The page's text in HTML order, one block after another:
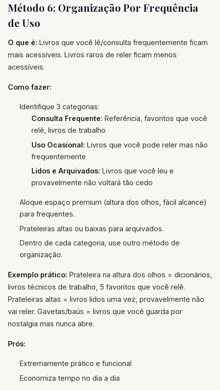
Método 6: Organização Por Frequência
de Uso
O que é: Livros que você lê/consulta frequentemente ficam
mais acessíveis. Livros raros de reler ficam menos
acessíveis.
Como fazer:
Identifique 3 categorias:
Consulta Frequente: Referência, favoritos que você
relê, livros de trabalho
Uso Ocasional: Livros que você pode reler mas não
frequentemente
Lidos e Arquivados: Livros que você leu e
provavelmente não voltará tão cedo
Aloque espaço premium (altura dos olhos, fácil alcance)
para frequentes.
Prateleiras altas ou baixas para arquivados.
Dentro de cada categoria, use outro método de
organização.
Exemplo prático: Prateleira na altura dos olhos = dicionários,
livros técnicos de trabalho, 5 favoritos que você relê.
Prateleiras altas = livros lidos uma vez, provavelmente não
vai reler. Gavetas/baús = livros que você guarda por
nostalgia mas nunca abre.
Prós:
Extremamente prático e funcional
Economiza tempo no dia a dia